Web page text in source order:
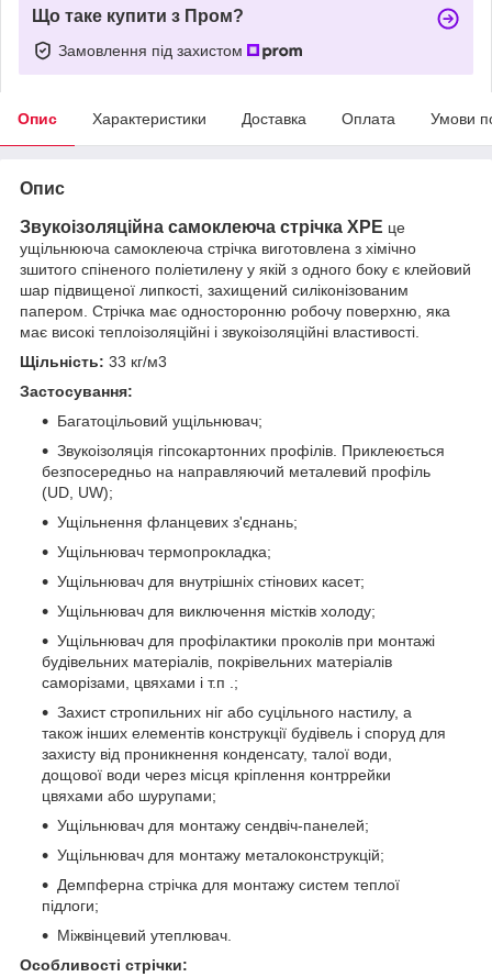
Що таке купити з Пром?
Замовлення під захистом
Опис Характеристики Доставка Оплата Умови
Опис
Звукоізоляційна самоклеюча стрічка XPE це
ущільнююча самоклеюча стрічка виготовлена з хімічно
зшитого спіненого поліетилену у якій з одного боку є клейовий
шар підвищеної липкості, захищений силіконізованим
папером. Стрічка має односторонню робочу поверхню, яка
має високі теплоізоляційні і звукоізоляційні властивості.
Щільність: 33 кг/м3
Застосування:
Багатоцільовий ущільнювач;
Звукоізоляція гіпсокартонних профілів. Приклеюється
безпосередньо на направляючий металевий профіль
(UD, UW);
Ущільнення фланцевих з'єднань;
Ущільнювач термопрокладка;
Ущільнювач для внутрішніх стінових касет;
Ущільнювач для виключення містків холоду;
Ущільнювач для профілактики проколів при монтажі
будівельних матеріалів, покрівельних матеріалів
саморізами, цвяхами і т.п .;
Захист стропильних ніг або суцільного настилу, а
також інших елементів конструкції будівель і споруд для
захисту від проникнення конденсату, талої води,
дощової води через місця кріплення контррейки
цвяхами або шурупами;
Ущільнювач для монтажу сендвіч-панелей;
Ущільнювач для монтажу металоконструкцій;
Демпферна стрічка для монтажу систем теплої
підлоги;
Міжвінцевий утеплювач.
Особливості стрічки: